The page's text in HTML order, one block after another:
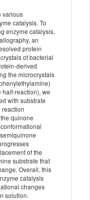
various
catalysis. To
enzyme catalysis,
an
protein
of bacterial
derived
the microcrystals
reaction), we
with substrate
reaction
quinone
of the
substrate that
Overall, this
catalysis
changes
solution.